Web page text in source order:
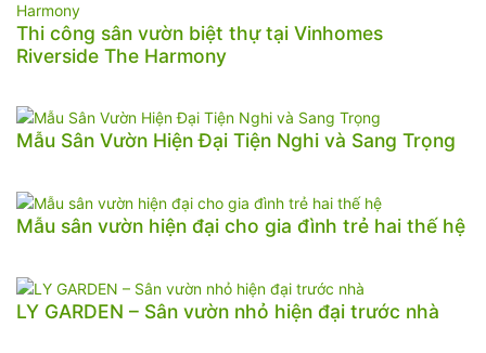
Thi công sân vườn biệt thự tại Vinhomes
Riverside The Harmony
Mẫu Sân Vườn Hiện Đại Tiện Nghi và Sang Trọng
Mẫu sân vườn hiện đại cho gia đình trẻ hai thế hệ
LY GARDEN – Sân vườn nhỏ hiện đại trước nhà